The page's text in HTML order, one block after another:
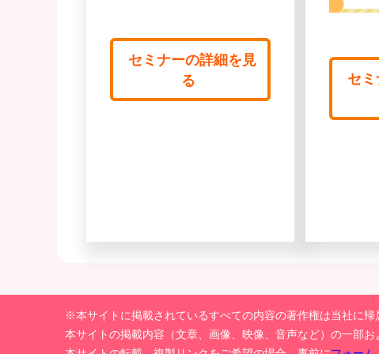
セミナーの詳細を見
る
セ
※本サイトに掲載されているすべての内容の著作権は当社に帰
本サイトの掲載内容（文章、画像、映像、音声など）の一部